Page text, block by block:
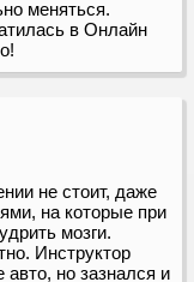
меняться.
в Онлайн
не стоит, даже
на которые при
мозги.
Инструктор
но зазнался и